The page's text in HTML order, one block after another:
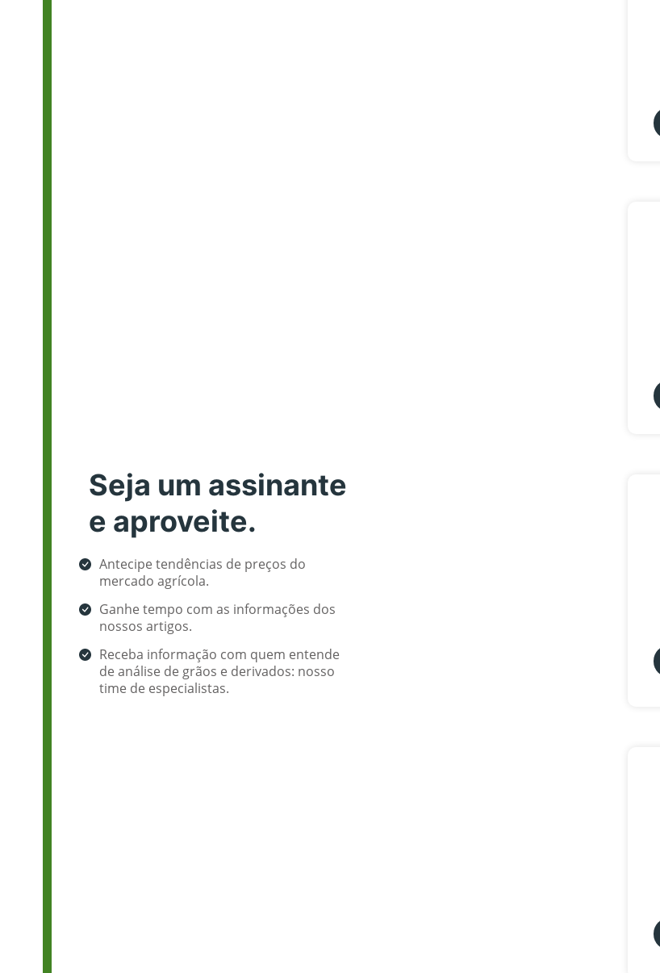
Seja um assinante
e aproveite.
Antecipe tendências de preços do
mercado agrícola.
Ganhe tempo com as informações dos
nossos artigos.
Receba informação com quem entende
de análise de grãos e derivados: nosso
time de especialistas.